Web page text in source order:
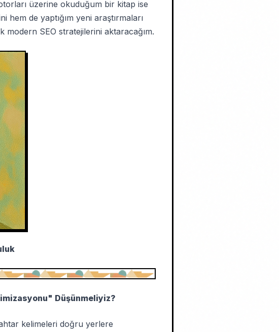
üzerine okuduğum bir kitap ise
hem de yaptığım yeni araştırmaları
modern SEO stratejilerini aktaracağım.
Düşünmeliyiz?
kelimeleri doğru yerlere